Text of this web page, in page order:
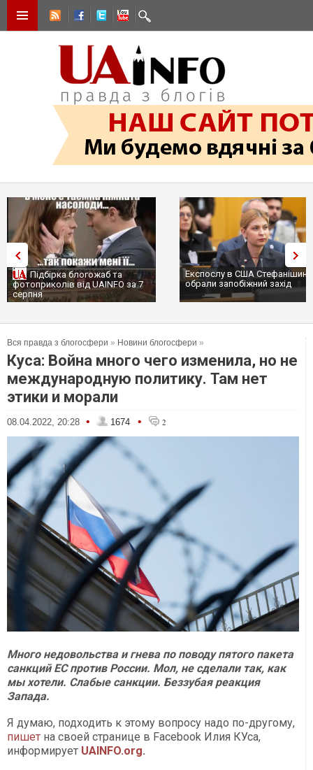
Підбірка блогожаб та
фотоприколів від UAINFO за 7
серпня
Експослу в США Стефанішиній
обрали запобіжний захід
Вся правда з блогосфери » Новини блогосфери »
Куса: Война много чего изменила, но не
международную политику. Там нет
этики и морали
08.04.2022, 20:28 • 1674 • 2
Много недовольства и гнева по поводу пятого пакета
санкций ЕС против России. Мол, не сделали так, как
мы хотели. Слабые санкции. Беззубая реакция
Запада.
Я думаю, подходить к этому вопросу надо по-другому,
пишет на своей странице в Facebook Илия КУса,
информирует UAINFO.org.